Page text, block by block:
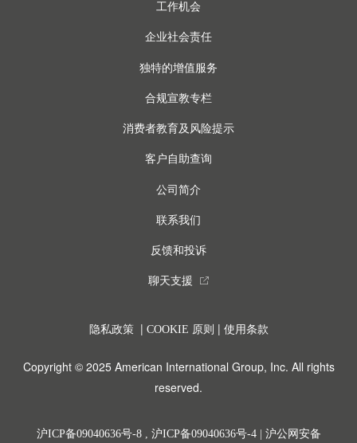
工作机会
企业社会责任
独特的增值服务
合规宣教专栏
消费者教育及风险提示
客户自助查询
公司简介
联系我们
反馈和投诉
聊天支援 external_link
隐私政策| COOKIE 原则 | 使用条款
Copyright © 2025 American International Group, Inc. All rights
reserved.
沪ICP备09040636号-8, 沪ICP备09040636号-4| 沪公网安备